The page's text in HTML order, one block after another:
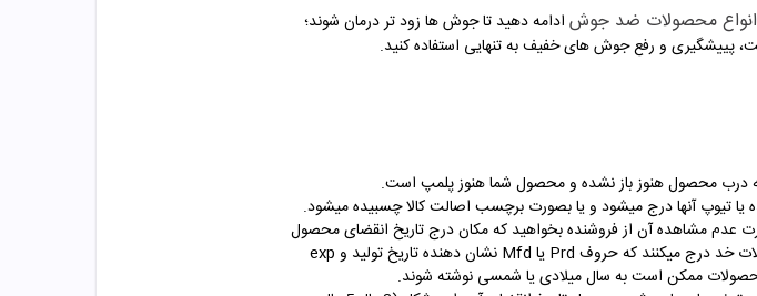
انواع محصولات ضد جوش ادامه دهید تا جوش ها زود تر درمان شوند؛
پییشگیری و رفع جوش های خفیف به تنهایی استفاده کنید.
درب محصول هنوز باز نشده و محصول شما هنوز پلمپ است.
تیوپ آنها درج میشود و یا بصورت برچسب اصالت کالا چسبیده میشود.
عدم مشاهده آن از فروشنده بخواهید که مکان درج تاریخ انقضای محصول
را به شما نشان دهد. برخی برندها تاریخ تولید و تاریخ انقضا را روی محصولات خد درج میکنند که حروف Prd یا Mfd نشان دهنده تاریخ تولید و exp